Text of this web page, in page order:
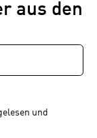
aus den
und